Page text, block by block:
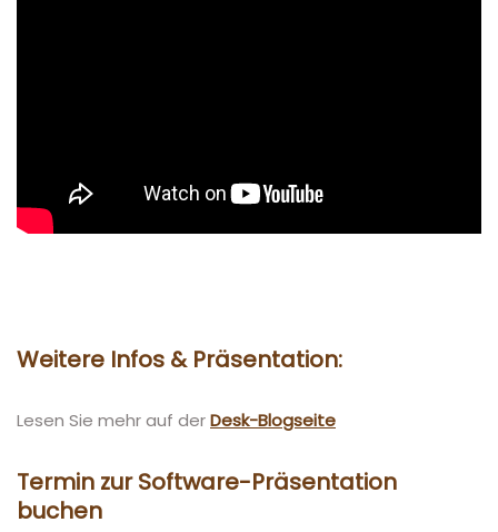
Weitere Infos & Präsentation:
Lesen Sie mehr auf derDesk-Blogseite
Termin zur Software-Präsentation
buchen